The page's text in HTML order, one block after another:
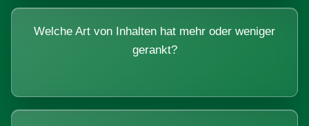
Welche Art von Inhalten hat mehr oder weniger
gerankt?